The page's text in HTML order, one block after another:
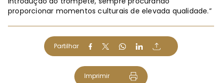
proporcionar momentos culturais de elevada qualidade.”
Partilhar
Imprimir